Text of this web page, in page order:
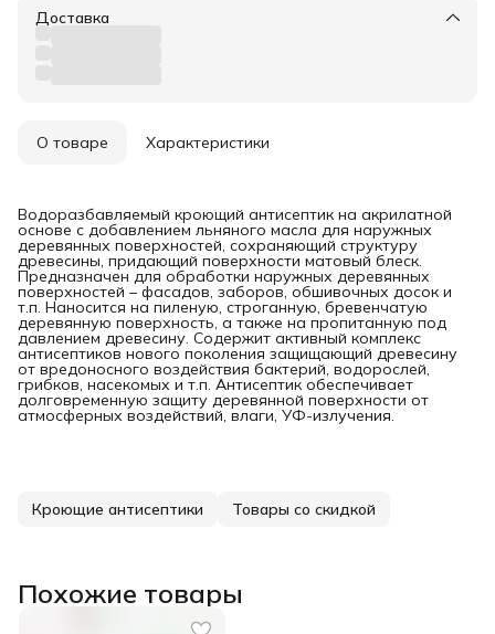
Удобный возврат
Доставка
О товаре Характеристики
Водоразбавляемый кроющий антисептик на акрилатной
основе с добавлением льняного масла для наружных
деревянных поверхностей, сохраняющий структуру
древесины, придающий поверхности матовый блеск.
Предназначен для обработки наружных деревянных
поверхностей – фасадов, заборов, обшивочных досок и
т.п. Наносится на пиленую, строганную, бревенчатую
деревянную поверхность, а также на пропитанную под
давлением древесину. Содержит активный комплекс
антисептиков нового поколения защищающий древесину
от вредоносного воздействия бактерий, водорослей,
грибков, насекомых и т.п. Антисептик обеспечивает
долговременную защиту деревянной поверхности от
атмосферных воздействий, влаги, УФ-излучения.
Кроющие антисептики Товары со скидкой
Похожие товары